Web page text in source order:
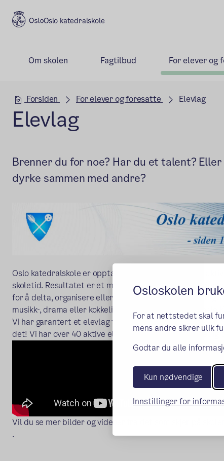
Osloskolen
For at nettstedet skal
mens andre sikrer ulik
Godtar du alle
Kun nødvendige
Innstillinger for
Oslo katedralskole
Om skolen Fagtilbud For elever og
Hovedseksjon
Forsiden For elever og foresatte Elevlag
Elevlag
Brenner du for noe? Har du et talent?
dyrke sammen med andre?
Oslo katedralskole er opptatt av å legge til rette for
skoletid. Resultatet er et mylder av elevlag og
for å delta, organisere eller til og med opprette elevlag.
musikk-, drama eller kokkelinje har vi kor, teater og "hele
Vi har garantert et elevlag for deg! Og har vi det ikke,
det! Vi har over 40 aktive elevlag, og nye kommer stadig
Vil du se mer bilder og videoer fra det som skjer på
(ekstern lenke)
.